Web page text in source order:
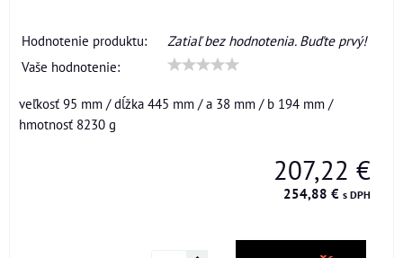
Hodnotenie produktu:
Zatiaľ bez hodnotenia. Buďte prvý!
Vaše hodnotenie:
veľkosť 95 mm / dĺžka 445 mm / a 38 mm / b 194 mm /
hmotnosť 8230 g
207,22 €
254,88 € s DPH